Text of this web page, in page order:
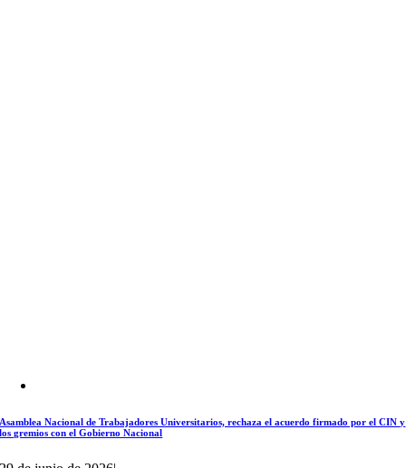
Asamblea Nacional de Trabajadores Universitarios, rechaza el acuerdo firmado por el CIN y
los gremios con el Gobierno Nacional